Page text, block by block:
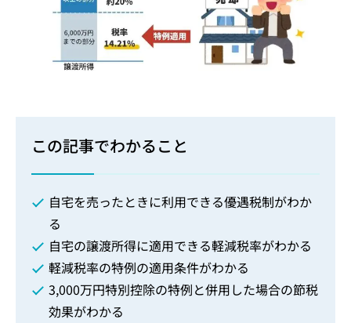
この記事でわかること
自宅を売ったときに利用できる優遇税制がわか
る
自宅の譲渡所得に適用できる軽減税率がわかる
軽減税率の特例の適用条件がわかる
3,000万円特別控除の特例と併用した場合の節税
効果がわかる